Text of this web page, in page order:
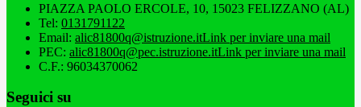
PIAZZA PAOLO ERCOLE, 10, 15023 FELIZZANO (AL)
Tel: 0131791122
Email: alic81800q@istruzione.itLink per inviare una mail
PEC: alic81800q@pec.istruzione.itLink per inviare una mail
C.F.: 96034370062
Seguici su